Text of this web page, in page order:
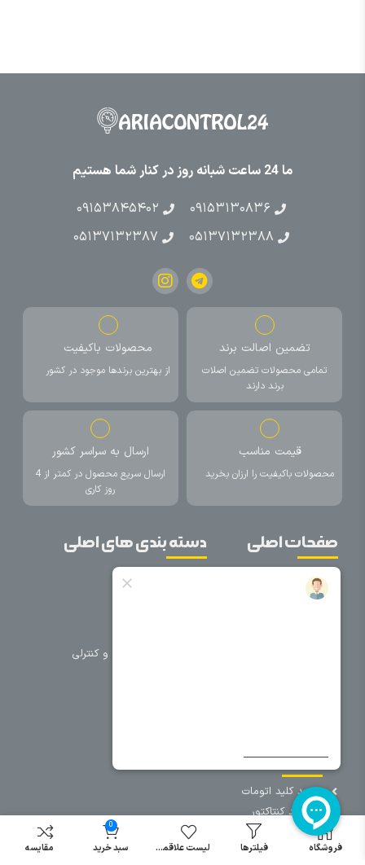
ما 24 ساعت شبانه روز در کنار شما هستیم
۰۹۱۵۳۱۳۰۸۳۶
۰۹۱۵۳۸۴۵۴۰۲
۰۵۱۳۷۱۳۲۳۸۸
۰۵۱۳۷۱۳۲۳۸۷
تضمین اصالت برند
تمامی محصولات تضمین اصلات
برند دارند
محصولات باکیفیت
از بهترین برندها موجود در کشور
قیمت مناسب
محصولات باکیفیت را ارزان بخرید
ارسال به سراسر کشور
ارسال سریع محصول در کمتر از 4
روز کاری
صفحات اصلی
خانه
دسته بندی های اصلی
تجهیزات حفاظتی و کنترلی
سایر دسته بندی ها
خرید کلید اتومات
خرید کنتاکتور
خرید فیوز
مینیاتوری
فروشگاه فیلترها لیست علاقمندی
0
سبد خرید مقایسه